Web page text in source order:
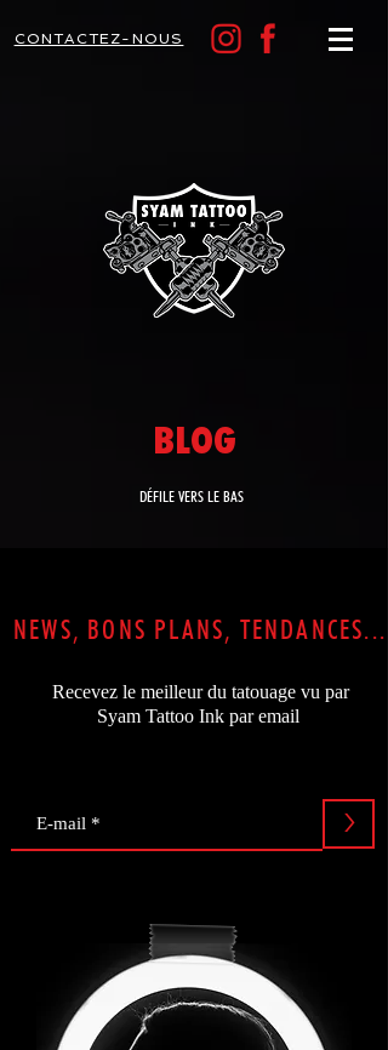
CONTACTEZ-NOUS
BLOG
DÉFILE VERS LE BAS
NEWS, BONS PLANS, TENDANCES...
Recevez le meilleur du tatouage vu par
Syam Tattoo Ink par email
>